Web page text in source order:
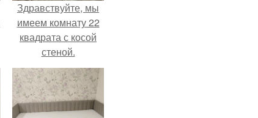
Здравствуйте, мы
имеем комнату 22
квадрата с косой
стеной.